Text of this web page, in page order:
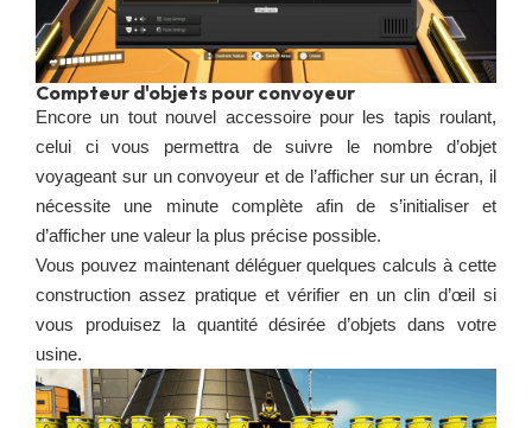
Compteur d'objets pour convoyeur
Encore un tout nouvel accessoire pour les tapis roulant,
celui ci vous permettra de suivre le nombre d’objet
voyageant sur un convoyeur et de l’afficher sur un écran, il
nécessite une minute complète afin de s’initialiser et
d’afficher une valeur la plus précise possible.
Vous pouvez maintenant déléguer quelques calculs à cette
construction assez pratique et vérifier en un clin d’œil si
vous produisez la quantité désirée d’objets dans votre
usine.